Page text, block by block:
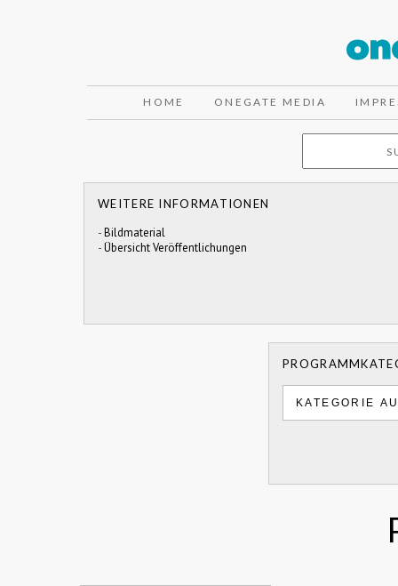
HOME ONEGATE MEDIA
WEITERE INFORMATIONEN
-Bildmaterial
-Übersicht Veröffentlichungen